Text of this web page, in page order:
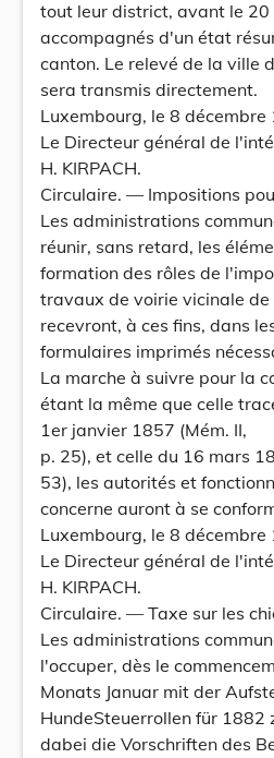
tout leur district, avant le 20
accompagnés d'un état
canton. Le relevé de la ville
sera transmis directement.
Luxembourg, le 8 décembre
Le Directeur général de
H. KIRPACH.
Circulaire. — Impositions
Les administrations
réunir, sans retard, les
formation des rôles de
travaux de voirie vicinale de
recevront, à ces fins, dans
formulaires imprimés
La marche à suivre pour la
étant la même que celle
1er janvier 1857 (Mém. II,
p. 25), et celle du 16 mars
53), les autorités et
concerne auront à se
Luxembourg, le 8 décembre
Le Directeur général de
H. KIRPACH.
Circulaire. — Taxe sur les
Les administrations
l'occuper, dès le
Monats Januar mit der
HundeSteuerrollen für 1882
dabei die Vorschriften des